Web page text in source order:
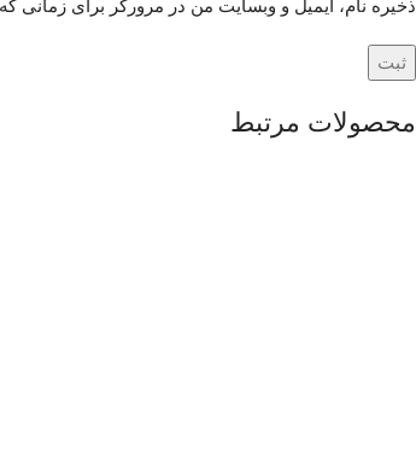
ذخیره نام، ایمیل و وبسایت من در مرورگر برای زمانی
محصولات مرتبط